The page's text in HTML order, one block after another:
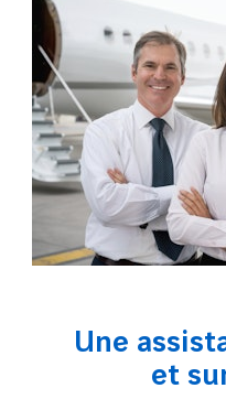
Une
et